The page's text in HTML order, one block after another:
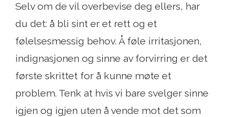
Selv om de vil overbevise deg ellers, har
du det: å bli sint er et rett og et
følelsesmessig behov. Å føle irritasjonen,
indignasjonen og sinne av forvirring er det
første skrittet for å kunne møte et
problem. Tenk at hvis vi bare svelger sinne
igjen og igjen uten å vende mot det som